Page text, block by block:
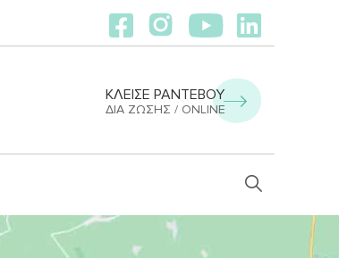
ΚΛΕΙΣΕ ΡΑΝΤΕΒΟΥ
ΔΙΑ ΖΏΣΗΣ / ONLINE